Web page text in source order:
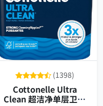
(1398)
Cottonelle Ultra
Clean 超洁净单层卫生